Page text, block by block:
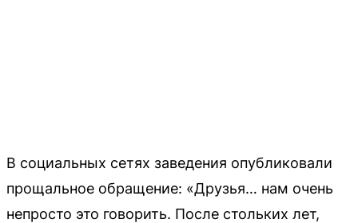
В социальных сетях заведения опубликовали
прощальное обращение: «Друзья… нам очень
непросто это говорить. После стольких лет,